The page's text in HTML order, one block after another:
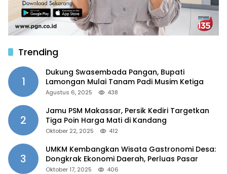
Trending
1
Dukung Swasembada Pangan, Bupati
Lamongan Mulai Tanam Padi Musim Ketiga
Agustus 6, 2025 438
2
Jamu PSM Makassar, Persik Kediri Targetkan
Tiga Poin Harga Mati di Kandang
Oktober 22, 2025 412
3
UMKM Kembangkan Wisata Gastronomi Desa:
Dongkrak Ekonomi Daerah, Perluas Pasar
Oktober 17, 2025 406